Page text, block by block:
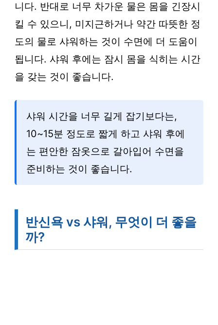
니다. 반대로 너무 차가운 물은 몸을 긴장시
킬 수 있으니, 미지근하거나 약간 따뜻한 정
도의 물로 샤워하는 것이 수면에 더 도움이
됩니다. 샤워 후에는 잠시 몸을 식히는 시간
을 갖는 것이 좋습니다.
샤워 시간을 너무 길게 잡기보다는,
10~15분 정도로 짧게 하고 샤워 후에
는 편안한 잠옷으로 갈아입어 수면을
준비하는 것이 좋습니다.
반신욕 vs 샤워, 무엇이 더 좋을
까?